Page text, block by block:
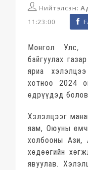
Нийтэлсэн:
11:23:00
Монгол Улс,
байгуулах
яриа
хотноо 2024
өдрүүдэд
Хэлэлцээг
яам, Оюуны
холбооны Ази,
хөдөөгийн
явуулав.